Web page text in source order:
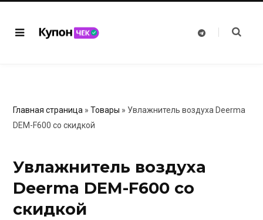
T
Главная страница » Товары » Увлажнитель воздуха Deerma
DEM-F600 со скидкой
Увлажнитель воздуха
Deerma DEM-F600 со
скидкой